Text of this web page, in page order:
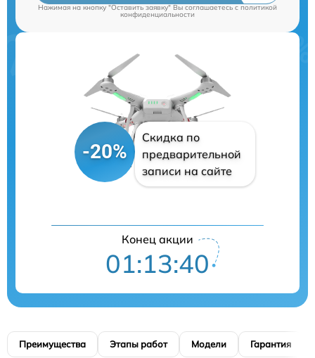
Нажимая на кнопку "Оставить заявку" Вы соглашаетесь cполитикой
конфиденциальности
-20%
Скидка по
предварительной
записи на сайте
Конец акции
01:13:40
Преимущества Этапы работ Модели Гарантия